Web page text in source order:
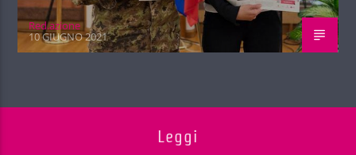
Red.azione
10 GIUGNO 2021
Leggi